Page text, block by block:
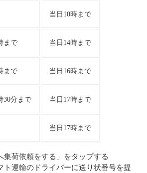
当日10時まで
まで 当日14時まで
まで 当日16時まで
30分まで 当日17時まで
当日17時まで
集荷依頼をする」をタップする
運輸のドライバーに送り状番号を提